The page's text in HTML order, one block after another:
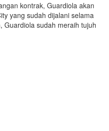
kontrak, Guardiola akan
yang sudah dijalani selama
Guardiola sudah meraih tujuh